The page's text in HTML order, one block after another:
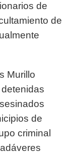
de
de
Murillo
de
criminal